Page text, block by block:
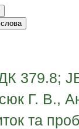
379.8;
Г. В.,
та